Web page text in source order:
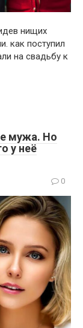
нищих
как поступил
на свадьбу к
мужа. Но
у неё
0